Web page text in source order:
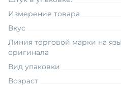
Измерение товара
Вкус
Линия торговой марки на
оригинала
Вид упаковки
Возраст